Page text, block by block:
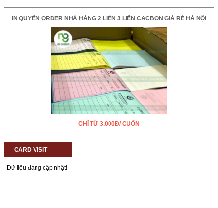
IN QUYỂN ORDER NHÀ HÀNG 2 LIÊN 3 LIÊN CACBON GIÁ RẺ HÀ NỘI
CHỈ TỪ 3.000Đ/ CUỐN
CARD VISIT
Dữ liệu đang cập nhật!